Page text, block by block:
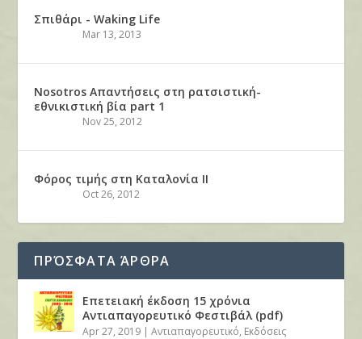
Σπιθάρι - Waking Life
Mar 13, 2013
Nosotros Απαντήσεις στη ρατσιστική-
εθνικιστική βία part 1
Nov 25, 2012
Φόρος τιμής στη Καταλονία ΙΙ
Oct 26, 2012
ΠΡΌΣΦΑΤΑ ΆΡΘΡΑ
Επετειακή έκδοση 15 χρόνια
Αντιαπαγορευτικό Φεστιβάλ (pdf)
Apr 27, 2019 |Αντιαπαγορευτικό, Εκδόσεις